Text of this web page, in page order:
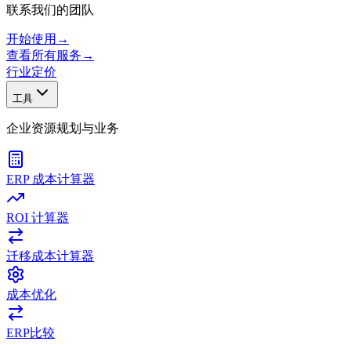
联系我们的团队
开始使用 →
查看所有服务 →
行业定价
工具
企业资源规划与业务
ERP 成本计算器
ROI 计算器
迁移成本计算器
成本优化
ERP比较